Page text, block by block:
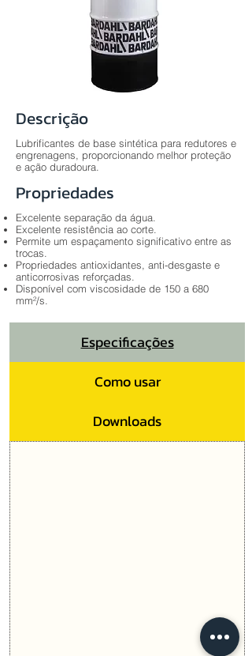
Descrição
Lubrificantes de base sintética para redutores e
engrenagens, proporcionando melhor proteção
e ação duradoura.
Propriedades
Excelente separação da água.
Excelente resistência ao corte.
Permite um espaçamento significativo entre as
trocas.
Propriedades antioxidantes, anti-desgaste e
anticorrosivas reforçadas.
Disponível com viscosidade de 150 a 680
mm²/s.
Especificações
Como usar
Downloads